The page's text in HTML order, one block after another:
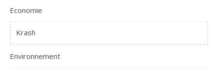
Economie
Krash
Environnement